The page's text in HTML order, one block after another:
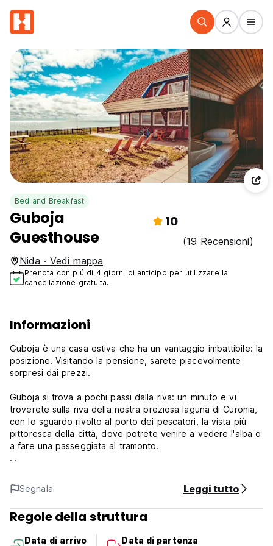
Bed and Breakfast
Guboja
Guesthouse
10
(19 Recensioni)
Nida · Vedi mappa
Prenota con piú di 4 giorni di anticipo per utilizzare la
cancellazione gratuita.
Informazioni
Guboja è una casa estiva che ha un vantaggio imbattibile: la
posizione. Visitando la pensione, sarete piacevolmente
sorpresi dai prezzi.
Guboja si trova a pochi passi dalla riva: un minuto e vi
troverete sulla riva della nostra preziosa laguna di Curonia,
con lo sguardo rivolto al porto dei pescatori, la vista più
pittoresca della città, dove potrete venire a vedere l'alba o
a fare una passeggiata al tramonto.
con accoglienti pareti in legno e lenzuola nuove di zecca. I
tipi di camera variano dalla doppia con doccia privata al
dormitorio da 5 letti con una vista fantastica dove la laguna
è proprio dietro di voi. A proposito di esperienze, la metà
laguna.
Segnala Leggi tutto
Regole della struttura
Data di arrivo
Data di partenza